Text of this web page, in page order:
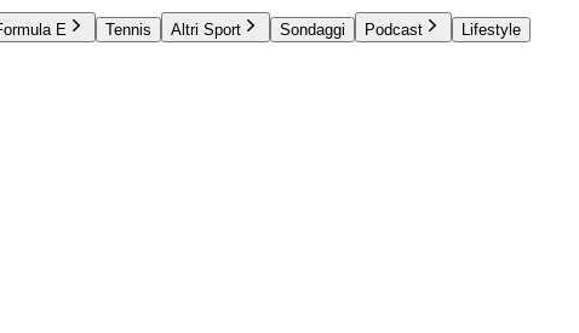
E Tennis Altri Sport Sondaggi Podcast
Lifestyle